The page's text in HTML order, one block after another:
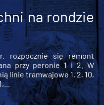
na rondzie
rozpocznie się remont
przy peronie 1 i 2. W
linie tramwajowe 1, 2, 10,